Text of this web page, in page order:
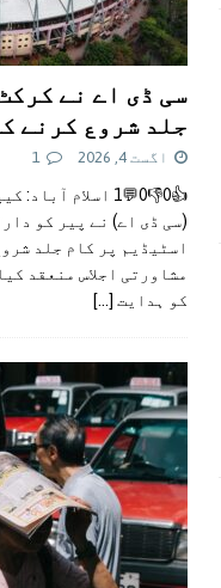
سی ڈی اے نے
جلد شروع کرنے
اگست 4, 2026 1
👍0👎0💬1 اسلام
(سی ڈی اے) نے پیر کو
اسٹیڈیم پر کام جلد
مشاورتی اجلاس منعقد
کو ہدایت [...]